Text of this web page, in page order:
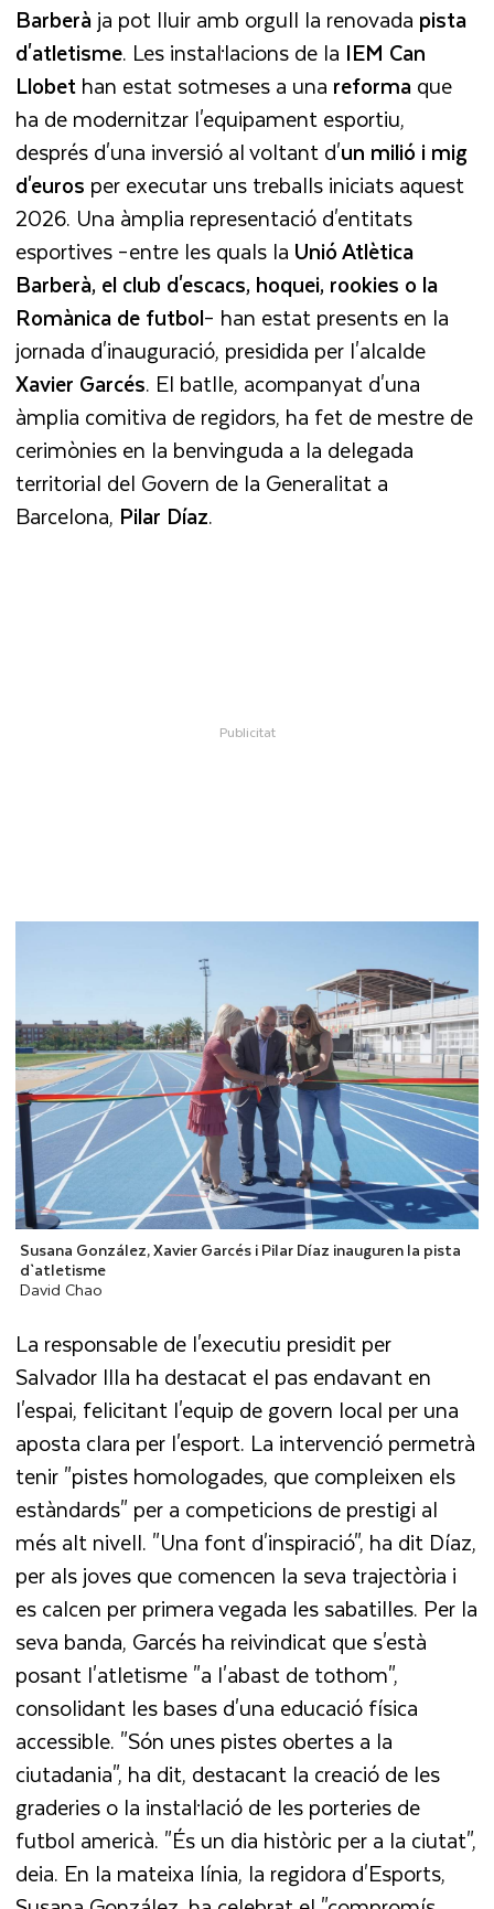
Barberàja pot lluir amb orgull la renovada pista
d'atletisme. Les instal·lacions de la IEM Can
Llobethan estat sotmeses a una reformaque
ha de modernitzar l'equipament esportiu,
després d'una inversió al voltant d'un milió i mig
d'euros per executar uns treballs iniciats aquest
2026. Una àmplia representació d'entitats
esportives –entre les quals la Unió Atlètica
Barberà, el club d'escacs, hoquei, rookies o la
Romànica de futbol– han estat presents en la
jornada d'inauguració, presidida per l'alcalde
Xavier Garcés. El batlle, acompanyat d'una
àmplia comitiva de regidors, ha fet de mestre de
cerimònies en la benvinguda a la delegada
territorial del Govern de la Generalitat a
Barcelona, Pilar Díaz.
Susana González, Xavier Garcés i Pilar Díaz inauguren la pista
d`atletisme
David Chao
La responsable de l'executiu presidit per
Salvador Illa ha destacat el pas endavant en
l'espai, felicitant l'equip de govern local per una
aposta clara per l'esport. La intervenció permetrà
tenir "pistes homologades, que compleixen els
estàndards" per a competicions de prestigi al
més alt nivell. "Una font d'inspiració", ha dit Díaz,
per als joves que comencen la seva trajectòria i
es calcen per primera vegada les sabatilles. Per la
seva banda, Garcés ha reivindicat que s'està
posant l'atletisme "a l'abast de tothom",
consolidant les bases d'una educació física
accessible. "Són unes pistes obertes a la
ciutadania", ha dit, destacant la creació de les
graderies o la instal·lació de les porteries de
futbol americà. "És un dia històric per a la ciutat",
deia. En la mateixa línia, la regidora d'Esports,